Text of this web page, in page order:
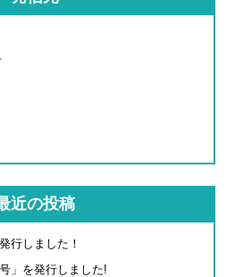
近の投稿
行しました！
」を発行しました!